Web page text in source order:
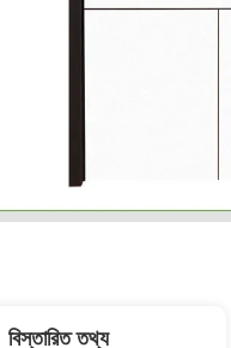
বিস্তারিত তথ্য